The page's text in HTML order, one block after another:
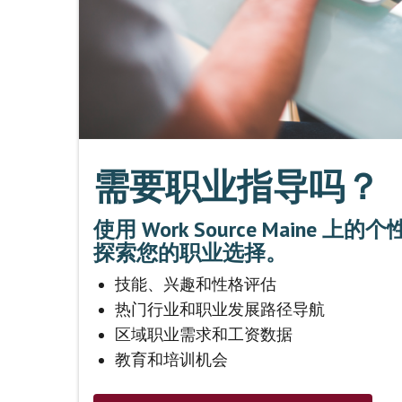
需要职业指导吗？
使用 Work Source Maine 上的
探索您的职业选择。
技能、兴趣和性格评估
热门行业和职业发展路径导航
区域职业需求和工资数据
教育和培训机会